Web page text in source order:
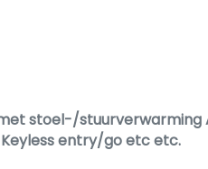
stoel-/
entry/go etc etc.